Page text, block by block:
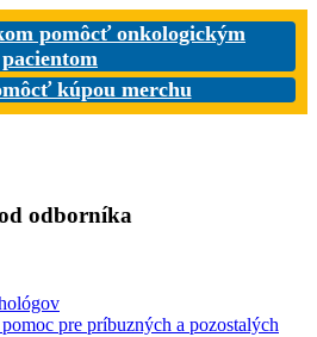
pomôcť onkologickým
pacientom
kúpou merchu
odborníka
pre príbuzných a pozostalých